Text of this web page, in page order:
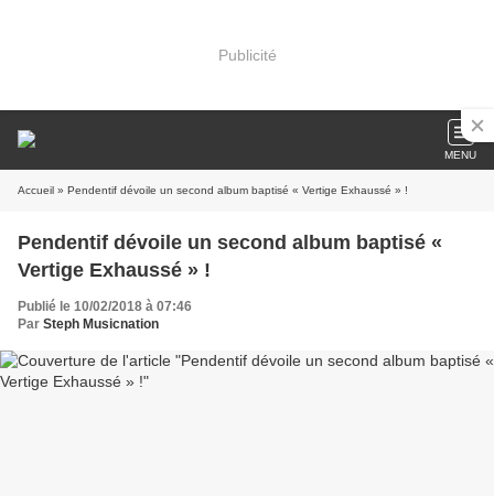
Publicité
MENU
Accueil » Pendentif dévoile un second album baptisé « Vertige Exhaussé » !
Pendentif dévoile un second album baptisé «
Vertige Exhaussé » !
Publié le 10/02/2018 à 07:46
Par Steph Musicnation